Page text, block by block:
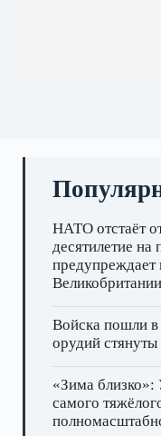
НАТО отстаёт
десятилетие на
Великобритании
Войска пошли в
орудий стянуты
«Зима близко»:
самого